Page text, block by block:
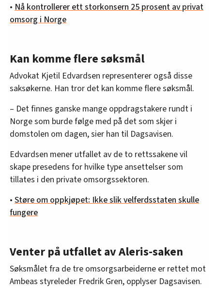
• Nå kontrollerer ett storkonsern 25 prosent av privat
omsorg i Norge
Kan komme flere søksmål
Advokat Kjetil Edvardsen representerer også disse
saksøkerne. Han tror det kan komme flere søksmål.
– Det finnes ganske mange oppdragstakere rundt i
Norge som burde følge med på det som skjer i
domstolen om dagen, sier han til Dagsavisen.
Edvardsen mener utfallet av de to rettssakene vil
skape presedens for hvilke type ansettelser som
tillates i den private omsorgssektoren.
• Støre om oppkjøpet: Ikke slik velferdsstaten skulle
fungere
Venter på utfallet av Aleris-saken
Søksmålet fra de tre omsorgsarbeiderne er rettet mot
Ambeas styreleder Fredrik Gren, opplyser Dagsavisen.